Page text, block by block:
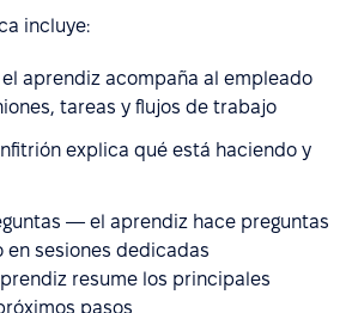
incluye:
aprendiz acompaña al empleado
tareas y flujos de trabajo
explica qué está haciendo y
— el aprendiz hace preguntas
en sesiones dedicadas
resume los principales
pasos